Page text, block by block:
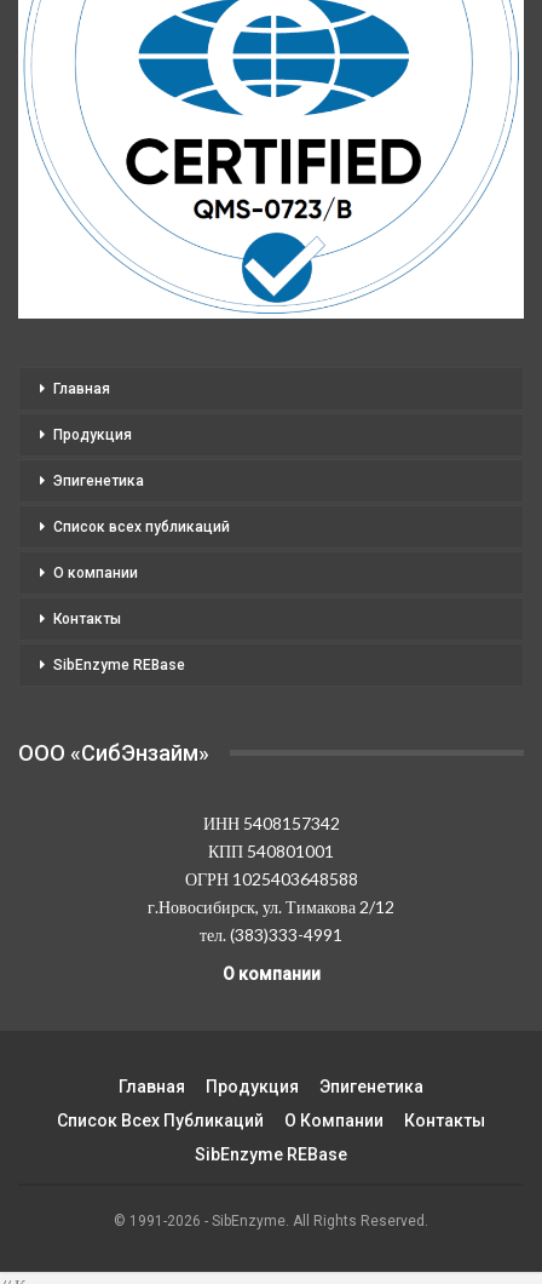
Главная
Продукция
Эпигенетика
Список всех публикаций
О компании
Контакты
SibEnzyme REBase
OOO «СибЭнзайм»
ИНН 5408157342
КПП 540801001
ОГРН 1025403648588
г.Новосибирск, ул. Тимакова 2/12
тел. (383)333-4991
О компании
Главная Продукция
Эпигенетика
Список Всех Публикаций
О Компании
Контакты
SibEnzyme REBase
© 1991-2026 - SibEnzyme. All Rights Reserved.